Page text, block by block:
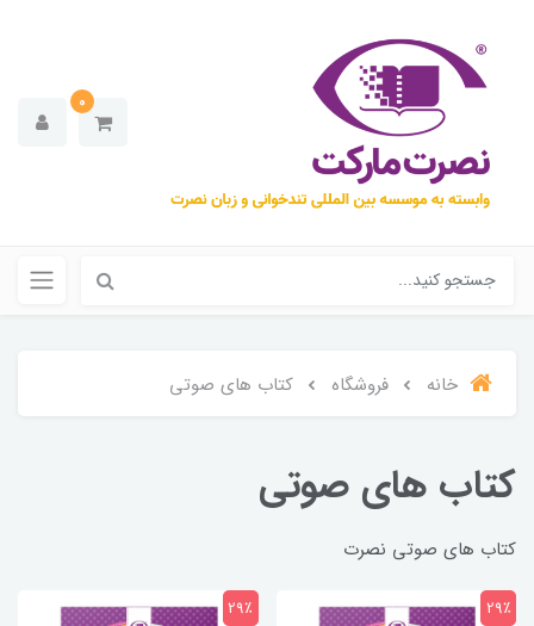
0
خانه فروشگاه کتاب های صوتی
کتاب های صوتی
کتاب های صوتی نصرت
29٪ 29٪